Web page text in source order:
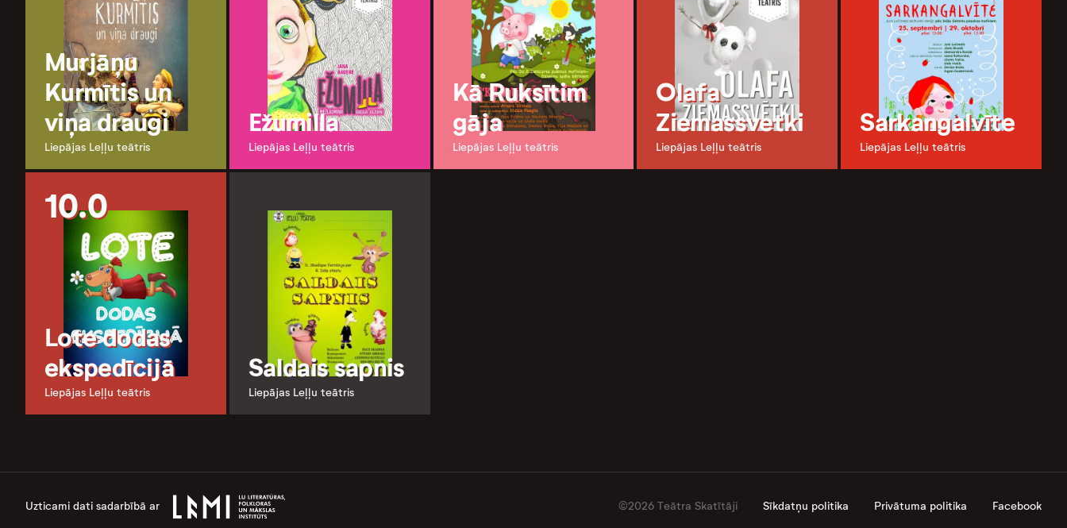
Murjāņu
Kurmītis un
viņa draugi
Liepājas Leļļu teātris
Ežumilla
Liepājas Leļļu teātris
Kā Ruksītim
gāja
Liepājas Leļļu teātris
Olafa
Ziemassvetki
Liepājas Leļļu teātris
Sarkangalvīte
Liepājas Leļļu teātris
10.0
Lote dodas
ekspedīcijā
Liepājas Leļļu teātris
Saldais sapnis
Liepājas Leļļu teātris
Uzticami dati sadarbībā ar ©2026 Teātra Skatītāji Sīkdatņu politika Privātuma politika Facebook